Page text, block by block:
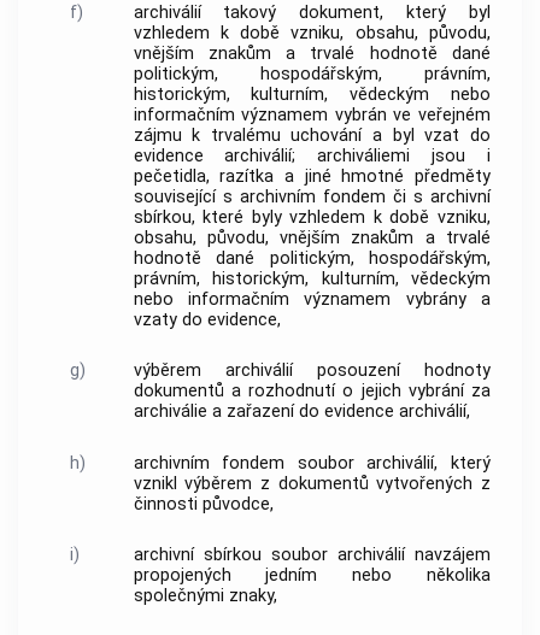
f) archiváliítakovýdokument, který byl
vzhledem k době vzniku, obsahu, původu,
vnějším znakům a trvalé hodnotě dané
politickým, hospodářským, právním,
historickým, kulturním, vědeckým nebo
informačním významem vybrán ve veřejném
zájmu k trvalému uchování a byl vzat do
evidencearchiválií;archiváliemi jsou i
pečetidla, razítka a jiné hmotné předměty
související s archivním fondem či s archivní
sbírkou, které byly vzhledem k době vzniku,
obsahu, původu, vnějším znakům a trvalé
hodnotě dané politickým, hospodářským,
právním, historickým, kulturním, vědeckým
nebo informačním významem vybrány a
vzaty do evidence,
g) výběrem archiváliíposouzení hodnoty
dokumentů a rozhodnutí o jejich vybrání za
archiválie a zařazení do evidence archiválií,
h) archivním fondem souborarchiválií, který
vznikl výběrem z dokumentů vytvořených z
činnosti původce,
i) archivní sbírkou soubor archiváliínavzájem
propojených jedním nebo několika
společnými znaky,